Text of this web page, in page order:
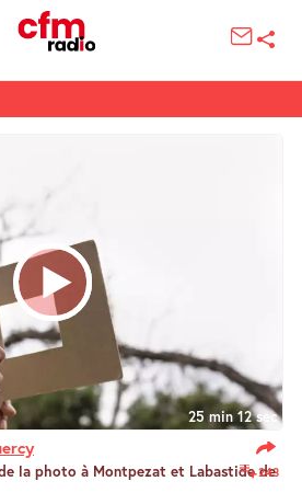
25 min 12 sec
243
la photo à Montpezat et Labastide de